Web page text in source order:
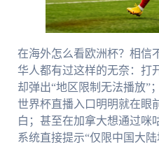
在海外怎么看欧洲杯？相信
华人都有过这样的无奈：打
却弹出“地区限制无法播放”
世界杯直播入口明明就在眼
白；甚至在加拿大想通过咪
系统直接提示“仅限中国大